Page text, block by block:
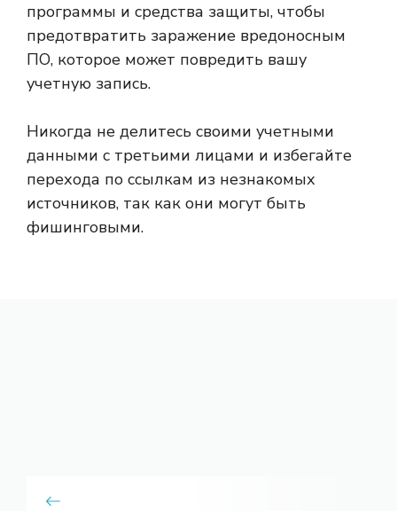
программы и средства защиты, чтобы
предотвратить заражение вредоносным
ПО, которое может повредить вашу
учетную запись.
Никогда не делитесь своими учетными
данными с третьими лицами и избегайте
перехода по ссылкам из незнакомых
источников, так как они могут быть
фишинговыми.